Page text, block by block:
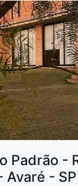
Padrão -
Avaré - SP